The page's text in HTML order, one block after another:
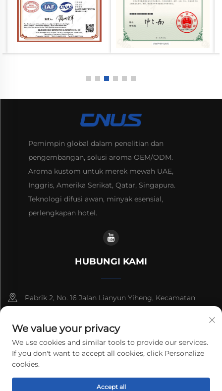
Pemimpin global dalam penelitian dan
pengembangan, solusi aroma OEM/ODM.
Aroma kustom untuk merek mewah UAE,
Inggris, Amerika Serikat, Qatar, Singapura.
Teknologi difusi awan, minyak esensial,
perlengkapan hotel.
HUBUNGI KAMI
Pabrik 2, No. 16 Jalan Lianyun Yiheng, Kecamatan
+86-13192436782
[email protected]
Hak cipta © 2025 cnus tech (guangdong) co.,ltd. Hak-hak semua
We value your privacy
We use cookies and similar tools to provide our services.
If you don't want to accept all cookies, click Personalize
cookies.
Accept all